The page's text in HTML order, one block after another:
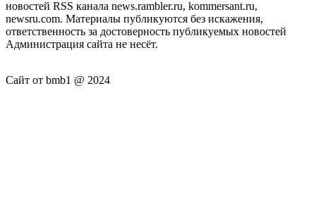
новостей RSS канала news.rambler.ru, kommersant.ru,
newsru.com. Материалы публикуются без искажения,
ответственность за достоверность публикуемых новостей
Администрация сайта не несёт.
Сайт от bmb1 @ 2024